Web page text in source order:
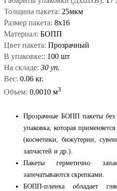
Толщина пакета: 25мкм
Размер пакета: 8x16
Материал: БОПП
Цвет пакета: Прозрачный
В упаковке:: 100 шт
На складе: 30 уп.
Вес: 0.06 кг.
Объем: 0.0010 м3
Прозрачные БОПП пакеты
упаковка, которая
(косметики, бижутерии,
запчастей и др.).
Пакеты герметично
запечатываются скрепками.
БОПП-пленка обладает